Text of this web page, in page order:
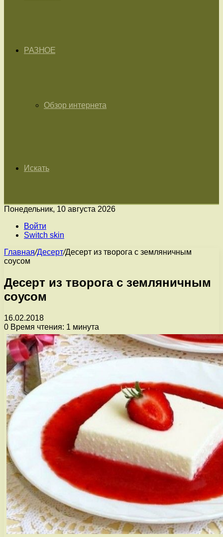
РАЗНОЕ
Обзор интернета
Искать
Понедельник, 10 августа 2026
Войти
Switch skin
Главная/Десерт/Десерт из творога с земляничным
соусом
Десерт из творога с земляничным
соусом
16.02.2018
0 Время чтения: 1 минута